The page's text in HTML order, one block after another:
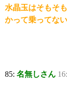
水晶玉はそもそ
かって乗ってな
85:名無しさん